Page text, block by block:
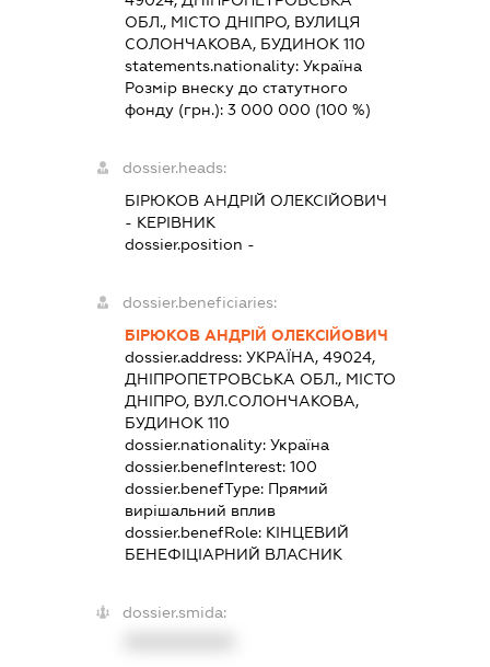
ОБЛ., МІСТО ДНІПРО, ВУЛИЦЯ
СОЛОНЧАКОВА, БУДИНОК 110
statements.nationality: Україна
Розмір внеску до статутного
фонду (грн.): 3 000 000 (100 %)
dossier.heads:
БІРЮКОВ АНДРІЙ ОЛЕКСІЙОВИЧ
- КЕРІВНИК
dossier.position -
dossier.beneficiaries:
БІРЮКОВ АНДРІЙ ОЛЕКСІЙОВИЧ
dossier.address: УКРАЇНА, 49024,
ДНІПРОПЕТРОВСЬКА ОБЛ., МІСТО
ДНІПРО, ВУЛ.СОЛОНЧАКОВА,
БУДИНОК 110
dossier.nationality: Україна
dossier.benefInterest: 100
dossier.benefType: Прямий
вирішальний вплив
dossier.benefRole: КІНЦЕВИЙ
БЕНЕФІЦІАРНИЙ ВЛАСНИК
dossier.smida: